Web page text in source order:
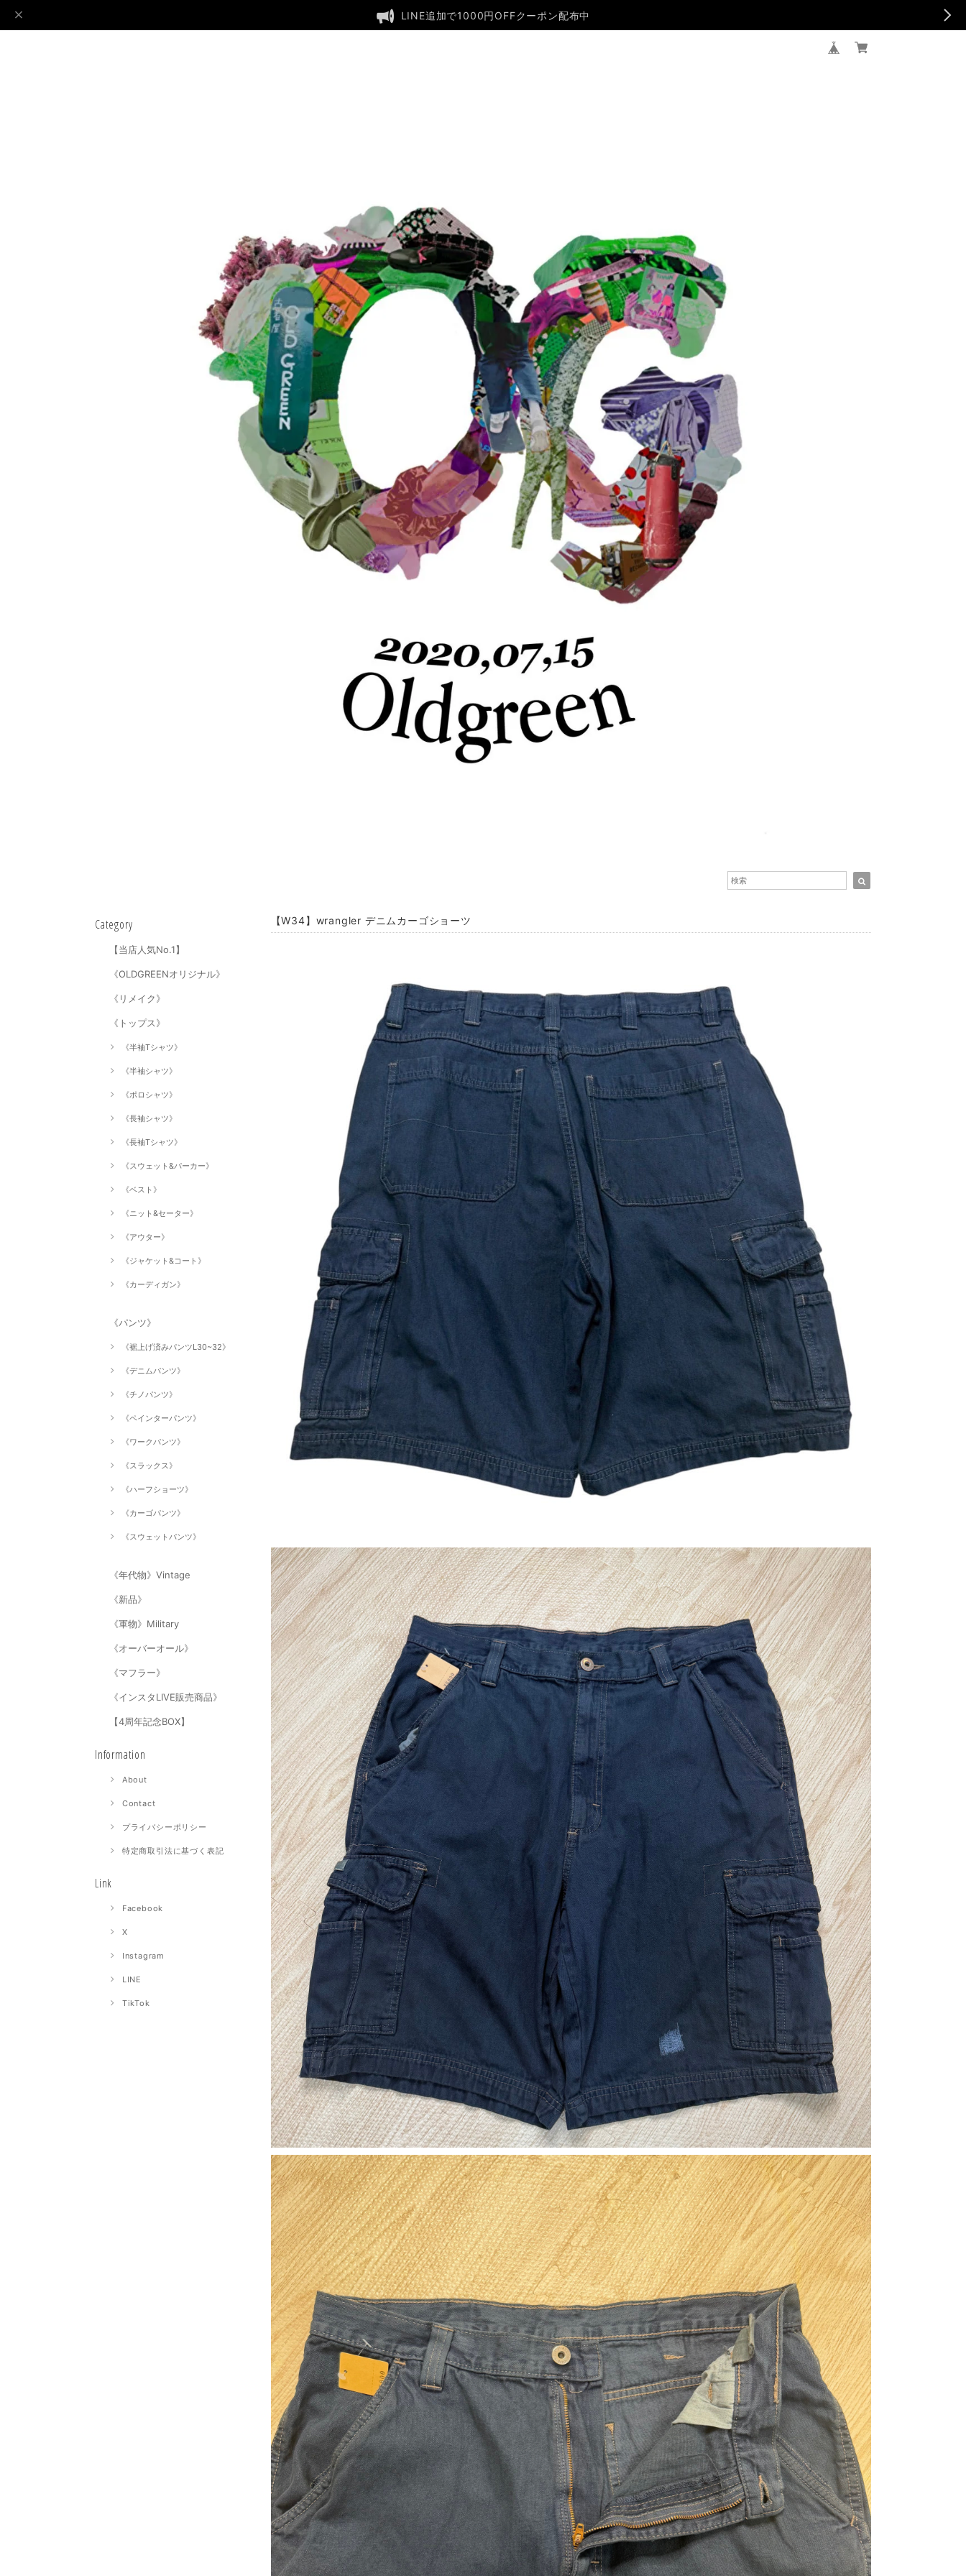
LINE追加で1000円OFFクーポン配布中
Category
【当店人気No.1】
《OLDGREENオリジナル》
《リメイク》
《トップス》
《半袖Tシャツ》
《半袖シャツ》
《ポロシャツ》
《長袖シャツ》
《長袖Tシャツ》
《スウェット&パーカー》
《ベスト》
《ニット&セーター》
《アウター》
《ジャケット&コート》
《カーディガン》
《パンツ》
《裾上げ済みパンツL30~32》
《デニムパンツ》
《チノパンツ》
《ペインターパンツ》
《ワークパンツ》
《スラックス》
《ハーフショーツ》
《カーゴパンツ》
《スウェットパンツ》
《年代物》Vintage
《新品》
《軍物》Military
《オーバーオール》
《マフラー》
《インスタLIVE販売商品》
【4周年記念BOX】
Information
About
Contact
プライバシーポリシー
特定商取引法に基づく表記
Link
Facebook
X
Instagram
LINE
TikTok
【W34】wrangler デニムカーゴショーツ